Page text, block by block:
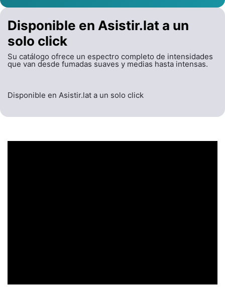
Disponible en Asistir.lat a un
solo click
Su catálogo ofrece un espectro completo de intensidades
que van desde fumadas suaves y medias hasta intensas.
Disponible en Asistir.lat a un solo click